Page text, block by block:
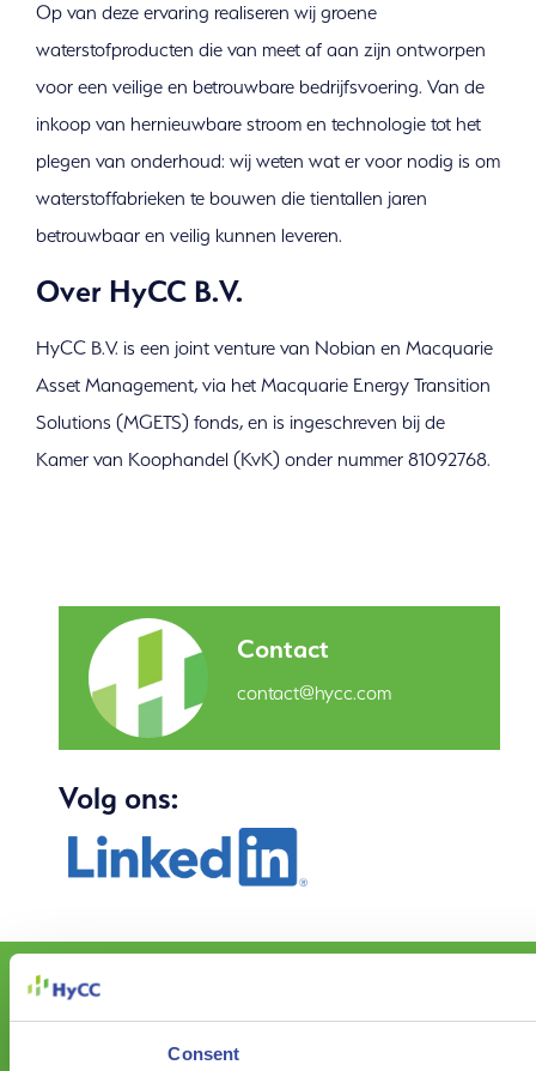
Consent
Op van deze ervaring realiseren wij groene
waterstofproducten die van meet af aan zijn ontworpen
voor een veilige en betrouwbare bedrijfsvoering. Van de
inkoop van hernieuwbare stroom en technologie tot het
plegen van onderhoud: wij weten wat er voor nodig is om
waterstoffabrieken te bouwen die tientallen jaren
betrouwbaar en veilig kunnen leveren.
Over HyCC B.V.
HyCC B.V. is een joint venture van Nobian en Macquarie
Asset Management, via het Macquarie Energy Transition
Solutions (MGETS) fonds, en is ingeschreven bij de
Kamer van Koophandel (KvK) onder nummer 81092768.
Contact
contact@hycc.com
Volg ons:
Meer informatie nodig? Neem contact met ons